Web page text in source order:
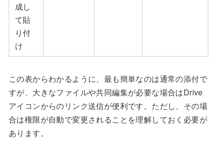
成し
て貼
り付
け
この表からわかるように、最も簡単なのは通常の添付で
すが、大きなファイルや共同編集が必要な場合はDrive
アイコンからのリンク送信が便利です。ただし、その場
合は権限が自動で変更されることを理解しておく必要が
あります。